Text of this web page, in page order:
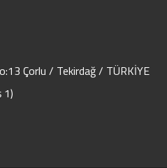
Çorlu / Tekirdağ / TÜRKİYE
1)